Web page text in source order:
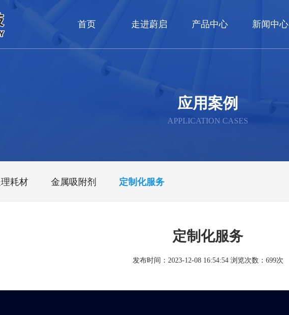
首页 走进蔚启 产品中心 新闻中心
应用案例
APPLICATION CASES
耗材 金属吸附剂 定制化服务
定制化服务
发布时间：2023-12-08 16:54:54 浏览次数：699次